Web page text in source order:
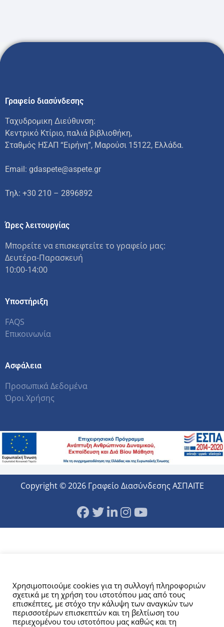
Γραφείο διασύνδεσης
Ταχυδρομικη Διεύθυνση:
Κεντρικό Κτίριο, παλιά βιβλιοθήκη,
Σταθμός ΗΣΑΠ “Ειρήνη”, Μαρούσι 15122, Ελλάδα.
Email: gdaspete@aspete.gr
Τηλ: +30 210 – 2896892
Ώρες λειτουργίας
Μπορείτε να επισκεφτείτε το γραφείο μας:
Δευτέρα-Παρασκευή
10:00-14:00
Υποστήριξη
FAQS
Επικοινωνία
Ασφάλεια
Προσωπικά Δεδομένα
Όροι Χρήσης
Copyright © 2026 Γραφείο Διασύνδεσης ΑΣΠΑΙΤΕ
Χρησιμοποιούμε cookies για τη συλλογή πληροφοριών
σχετικά με τη χρήση του ιστοτόπου μας από τους
επισκέπτες, με στόχο την κάλυψη των αναγκών των
περισσοτέρων επισκεπτών και τη βελτίωση του
περιεχομένου του ιστοτόπου μας καθώς και τη